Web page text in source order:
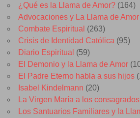
¿Qué es la Llama de Amor? (164)
Advocaciones y La Llama de Amor
Combate Espiritual (263)
Crisis de Identidad Católica (95)
Diario Espiritual (59)
El Demonio y la Llama de Amor
El Padre Eterno habla a sus hijos
Isabel Kindelmann (20)
La Virgen María a los consagrados
Los Santuarios Familiares y la